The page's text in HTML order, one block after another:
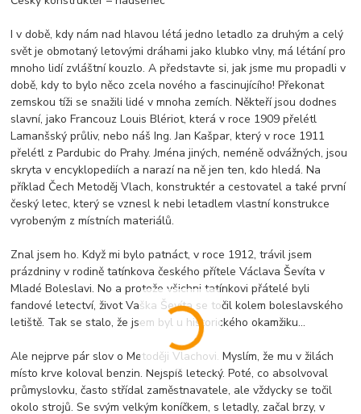
I v době, kdy nám nad hlavou létá jedno letadlo za druhým a celý
svět je obmotaný letovými dráhami jako klubko vlny, má létání pro
mnoho lidí zvláštní kouzlo. A představte si, jak jsme mu propadli v
době, kdy to bylo něco zcela nového a fascinujícího! Překonat
zemskou tíži se snažili lidé v mnoha zemích. Někteří jsou dodnes
slavní, jako Francouz Louis Blériot, která v roce 1909 přelétl
Lamanšský průliv, nebo náš Ing. Jan Kašpar, který v roce 1911
přelétl z Pardubic do Prahy. Jména jiných, neméně odvážných, jsou
skryta v encyklopediích a narazí na ně jen ten, kdo hledá. Na
příklad Čech Metoděj Vlach, konstruktér a cestovatel a také první
český letec, který se vznesl k nebi letadlem vlastní konstrukce
vyrobeným z místních materiálů.
Znal jsem ho. Když mi bylo patnáct, v roce 1912, trávil jsem
prázdniny v rodině tatínkova českého přítele Václava Ševíta v
Mladé Boleslavi. No a protože všichni tatínkovi přátelé byli
fandové letectví, život Vaška Ševíta se točil kolem boleslavského
letiště. Tak se stalo, že jsem byl u historického okamžiku…
Ale nejprve pár slov o Metoději Vlachovi. Myslím, že mu v žilách
místo krve koloval benzin. Nejspíš letecký. Poté, co absolvoval
průmyslovku, často střídal zaměstnavatele, ale vždycky se točil
okolo strojů. Se svým velkým koníčkem, s letadly, začal brzy, v